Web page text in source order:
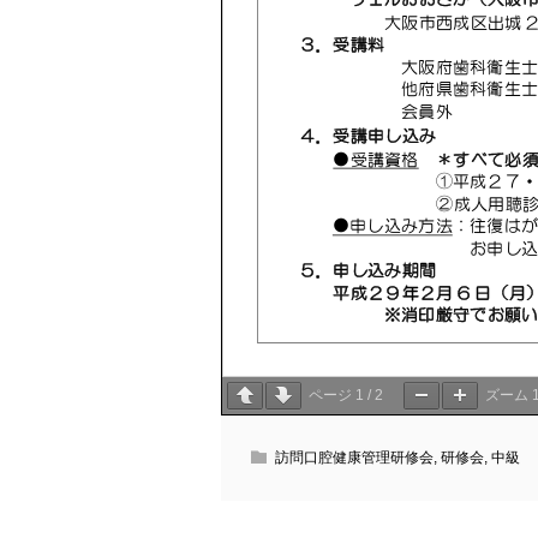
ページ 1 / 2 ズーム
訪問口腔健康管理研修会, 研修会, 中級